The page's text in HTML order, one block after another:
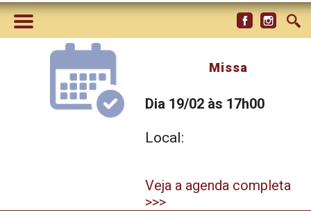
Missa
Dia 19/02 às 17h00
Local:
Veja a agenda completa
>>>